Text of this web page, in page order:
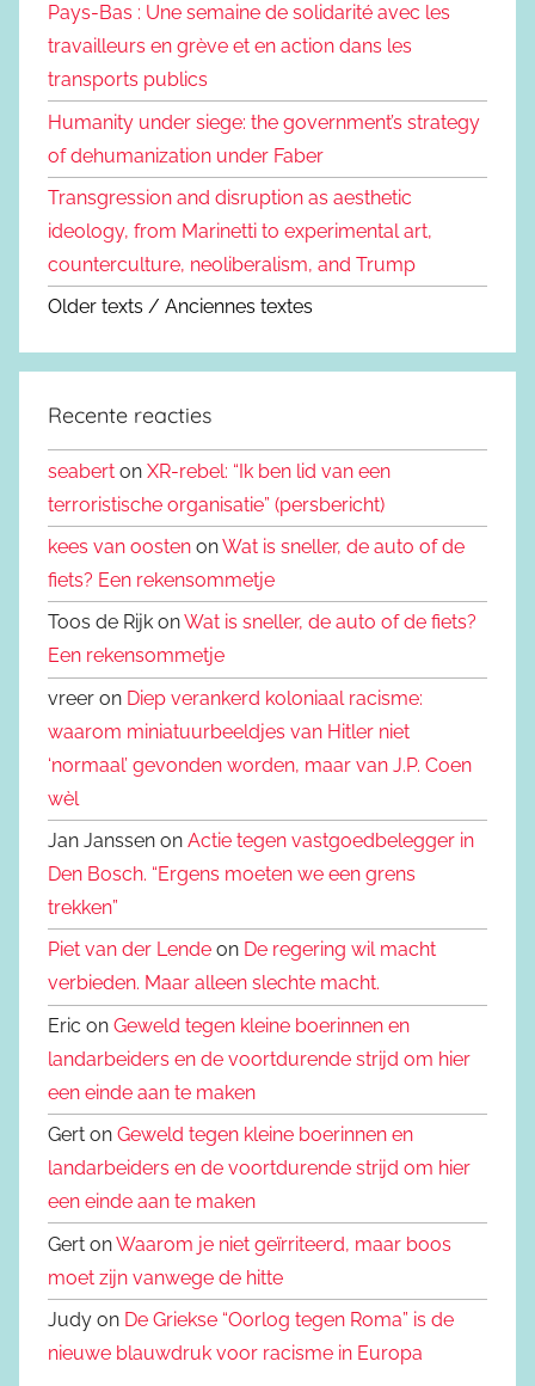
Pays-Bas : Une semaine de solidarité avec les
travailleurs en grève et en action dans les
transports publics
Humanity under siege: the government’s strategy
of dehumanization under Faber
Transgression and disruption as aesthetic
ideology, from Marinetti to experimental art,
counterculture, neoliberalism, and Trump
Older texts / Anciennes textes
Recente reacties
seabert on XR-rebel: “Ik ben lid van een
terroristische organisatie” (persbericht)
kees van oosten onWat is sneller, de auto of de
fiets? Een rekensommetje
Toos de Rijk onWat is sneller, de auto of de fiets?
Een rekensommetje
vreer on Diep verankerd koloniaal racisme:
waarom miniatuurbeeldjes van Hitler niet
‘normaal’ gevonden worden, maar van J.P. Coen
wèl
Jan Janssen on Actie tegen vastgoedbelegger in
Den Bosch. “Ergens moeten we een grens
trekken”
Piet van der Lende on De regering wil macht
verbieden. Maar alleen slechte macht.
Eric on Geweld tegen kleine boerinnen en
landarbeiders en de voortdurende strijd om hier
een einde aan te maken
Gert on Geweld tegen kleine boerinnen en
landarbeiders en de voortdurende strijd om hier
een einde aan te maken
Gert onWaarom je niet geïrriteerd, maar boos
moet zijn vanwege de hitte
Judy on De Griekse “Oorlog tegen Roma” is de
nieuwe blauwdruk voor racisme in Europa